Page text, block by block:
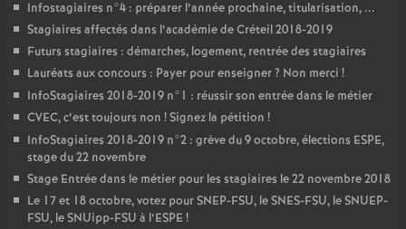
Infostagiaires n°4 : préparer l’année prochaine, titularisation, ...
Stagiaires affectés dans l’académie de Créteil 2018-2019
Futurs stagiaires : démarches, logement, rentrée des stagiaires
Lauréats aux concours : Payer pour enseigner? Non merci !
InfoStagiaires 2018-2019 n°1 : réussir son entrée dans le métier
CVEC, c’est toujours non ! Signez la pétition !
InfoStagiaires 2018-2019 n°2 : grève du 9 octobre, élections ESPE,
stage du 22 novembre
Stage Entrée dans le métier pour les stagiaires le 22 novembre 2018
Le 17 et 18 octobre, votez pourSNEP-FSU, leSNES-FSU, leSNUEP-
FSU, le SNUipp-FSU à l’ESPE !